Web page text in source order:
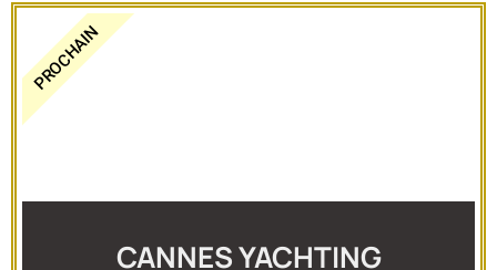
CANNES YACHTING
PROCHAIN